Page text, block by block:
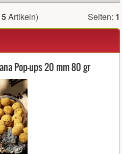
5Artikeln) Seiten: 1
Pop-ups 20 mm 80 gr